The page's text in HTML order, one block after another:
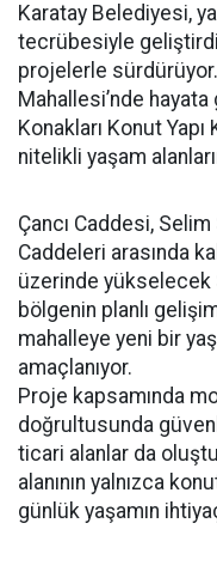
Karatay Belediyesi,
tecrübesiyle
projelerle
Mahallesi’nde
Konakları Konut
nitelikli yaşam
Çancı Caddesi,
Caddeleri arasında
üzerinde yükselecek
bölgenin planlı
mahalleye yeni bir
amaçlanıyor.
Proje kapsamında
doğrultusunda
ticari alanlar da
alanının yalnızca
günlük yaşamın